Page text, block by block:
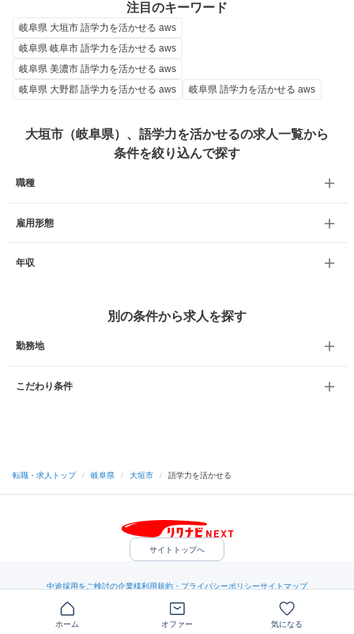
注目のキーワード
岐阜県 大垣市 語学力を活かせる aws
岐阜県 岐阜市 語学力を活かせる aws
岐阜県 美濃市 語学力を活かせる aws
岐阜県 大野郡 語学力を活かせる aws
岐阜県 語学力を活かせる aws
大垣市（岐阜県）、語学力を活かせるの求人一覧から
条件を絞り込んで探す
職種
雇用形態
年収
別の条件から求人を探す
勤務地
こだわり条件
転職・求人トップ / 岐阜県 / 大垣市 / 語学力を活かせる
ホーム オファー 気になる
サイトトップへ
中途採用をご検討の企業様利用規約・プライバシーポリシーサイトマップ
（C）Indeed Inc.